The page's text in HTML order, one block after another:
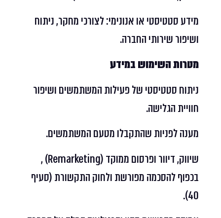
מידע סטטיסטי או אנונימי: לצורכי מחקר, ניתוח
ושיפור שירותי החברה.
מטרות השימוש במידע
ניתוח סטטיסטי של פעילות המשתמשים ושיפור
חוויית הגלישה.
מענה לפניות שהתקבלו מטעם המשתמשים.
שיווק, דיוור ופרסום ממוקד (Remarketing) ,
בכפוף להסכמה מפורשת ולחוק התקשורת (סעיף
40).